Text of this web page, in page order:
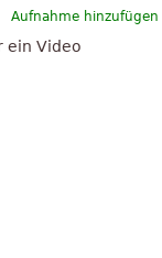
Aufnahme hinzufügen
ein Video